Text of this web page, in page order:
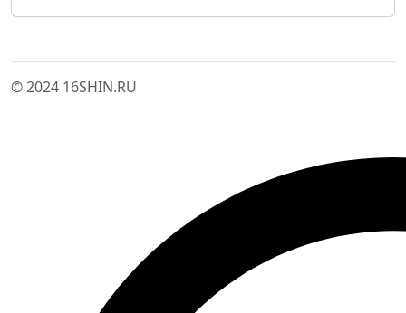
© 2024 16SHIN.RU